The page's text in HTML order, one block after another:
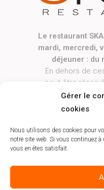
Gérer le
cookies
Nous utilisons des cookies pour
notre site web. Si vous continuez
vous en êtes satisfait.
Le restaurant
mardi, mercredi,
déjeuner : du
En dehors de
peut être
privés ou
fermé